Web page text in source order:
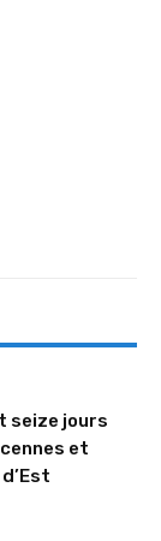
seize jours
et